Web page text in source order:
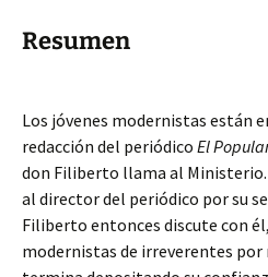
Resumen
Los jóvenes modernistas están
redacción del periódico El
don Filiberto llama al Ministerio.
al director del periódico por su
Filiberto entonces discute con
modernistas de irreverentes por